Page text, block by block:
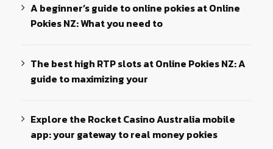
A beginner’s guide to online pokies at Online
Pokies NZ: What you need to
The best high RTP slots at Online Pokies NZ: A
guide to maximizing your
Explore the Rocket Casino Australia mobile
app: your gateway to real money pokies